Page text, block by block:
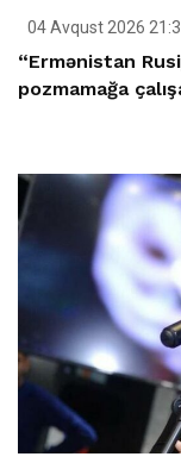
04 Avqust 2026
“Ermənistan
pozmamağa